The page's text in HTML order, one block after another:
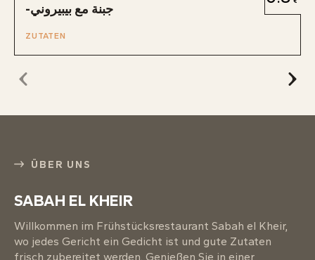
-جبنة مع بيبيروني
ZUTATEN
ÜBER UNS
SABAH EL KHEIR
Willkommen im Frühstücksrestaurant Sabah el Kheir,
wo jedes Gericht ein Gedicht ist und gute Zutaten
frisch zubereitet werden. Genießen Sie in einer